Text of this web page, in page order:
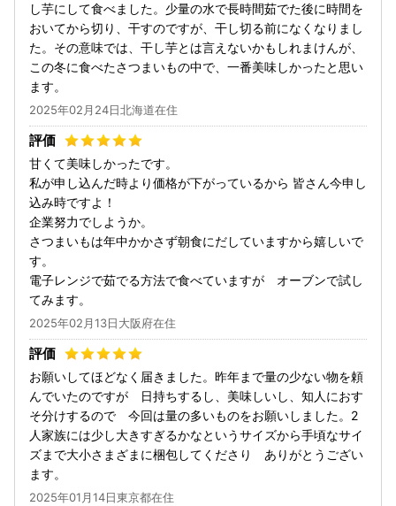
し芋にして食べました。少量の水で長時間茹でた後に時間を
おいてから切り、干すのですが、干し切る前になくなりまし
た。その意味では、干し芋とは言えないかもしれまけんが、
この冬に食べたさつまいもの中で、一番美味しかったと思い
ます。
2025年02月24日北海道在住
甘くて美味しかったです。
私が申し込んだ時より価格が下がっているから 皆さん今申し
込み時ですよ！
企業努力でしようか。
さつまいもは年中かかさず朝食にだしていますから嬉しいで
す。
電子レンジで茹でる方法で食べていますが オーブンで試し
てみます。
2025年02月13日大阪府在住
お願いしてほどなく届きました。昨年まで量の少ない物を頼
んでいたのですが 日持ちするし、美味しいし、知人におす
そ分けするので 今回は量の多いものをお願いしました。2
人家族には少し大きすぎるかなというサイズから手頃なサイ
ズまで大小さまざまに梱包してくださり ありがとうござい
ます。
2025年01月14日東京都在住